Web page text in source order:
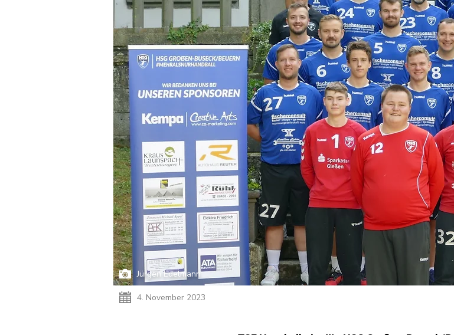
Jürgen Edelmann
4. November 2023